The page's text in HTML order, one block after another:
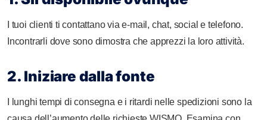
I tuoi clienti ti contattano via e-mail, chat, social e telefono.
Incontrarli dove sono dimostra che apprezzi la loro attività.
2. Iniziare dalla fonte
I lunghi tempi di consegna e i ritardi nelle spedizioni sono la